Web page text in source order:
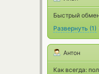
Быстрый
Развернуть (1)
Антон
Как всегда: